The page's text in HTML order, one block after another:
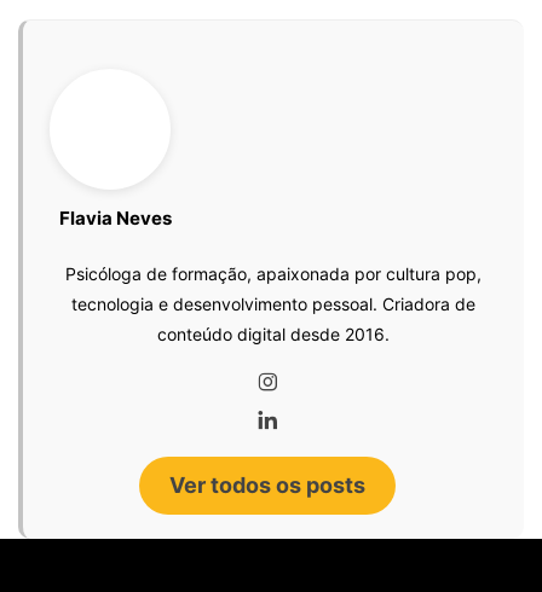
Flavia Neves
Psicóloga de formação, apaixonada por cultura pop,
tecnologia e desenvolvimento pessoal. Criadora de
conteúdo digital desde 2016.
Ver todos os posts